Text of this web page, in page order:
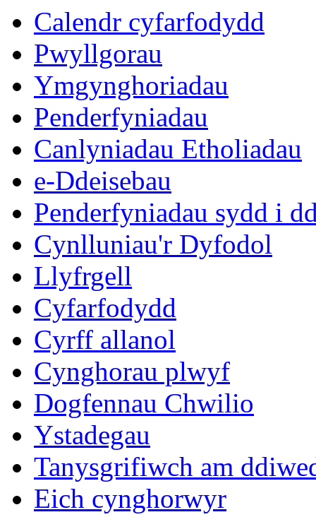
Calendr cyfarfodydd
Pwyllgorau
Ymgynghoriadau
Penderfyniadau
Canlyniadau Etholiadau
e-Ddeisebau
Penderfyniadau sydd i
Cynlluniau'r Dyfodol
Llyfrgell
Cyfarfodydd
Cyrff allanol
Cynghorau plwyf
Dogfennau Chwilio
Ystadegau
Tanysgrifiwch am
Eich cynghorwyr
eitem
7.